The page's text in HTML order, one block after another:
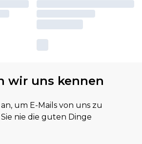
wir uns kennen
um E-Mails von uns zu
nie die guten Dinge